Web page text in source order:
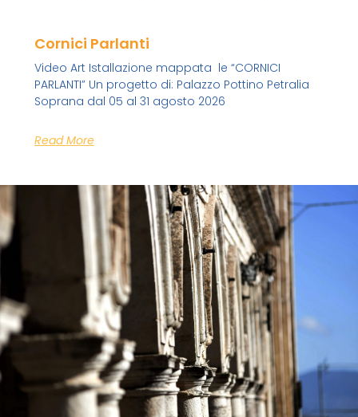
Cornici Parlanti
Video Art Istallazione mappata le “CORNICI
PARLANTI” Un progetto di: Palazzo Pottino Petralia
Soprana dal 05 al 31 agosto 2026
Read More